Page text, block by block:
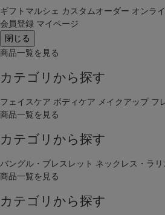
ギフトマルシェ カスタムオーダー オンラ
会員登録 マイページ
閉じる
商品一覧を見る
カテゴリから探す
フェイスケア ボディケア メイクアップ フ
商品一覧を見る
カテゴリから探す
バングル・ブレスレット ネックレス・ラリ
商品一覧を見る
カテゴリから探す